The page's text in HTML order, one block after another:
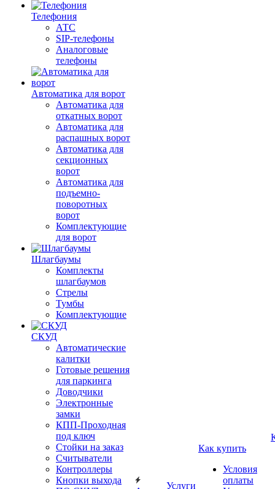
Телефония
АТС
SIP-телефоны
Аналоговые
телефоны
Автоматика для ворот
Автоматика для
откатных ворот
Автоматика для
распашных ворот
Автоматика для
секционных
ворот
Автоматика для
подъемно-
поворотных
ворот
Комплектующие
для ворот
Шлагбаумы
Комплекты
шлагбаумов
Стрелы
Тумбы
Комплектующие
СКУД
Автоматические
калитки
Готовые решения
для паркинга
Доводчики
Электронные
замки
КПП-Проходная
под ключ
Стойки на заказ
Считыватели
Контроллеры
Кнопки выхода
Услуги
Как купить
Условия
оплаты